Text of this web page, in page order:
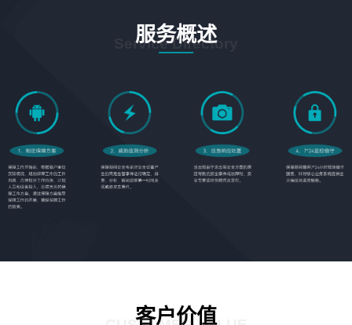
服务概述
Service Directory
客户价值